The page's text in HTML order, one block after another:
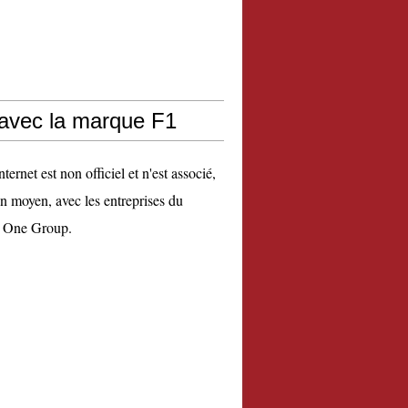
la marque F1
est non officiel et n'est associé,
moyen, avec les entreprises du
Group.